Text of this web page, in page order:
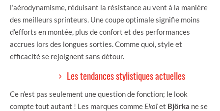
l’aérodynamisme, réduisant la résistance au vent à la manière
des meilleurs sprinteurs. Une coupe optimale signifie moins
d’efforts en montée, plus de confort et des performances
accrues lors des longues sorties. Comme quoi, style et
efficacité se rejoignent sans détour.
Les tendances stylistiques actuelles
Ce n’est pas seulement une question de fonction; le look
compte tout autant ! Les marques comme Ekoïet Björka ne se